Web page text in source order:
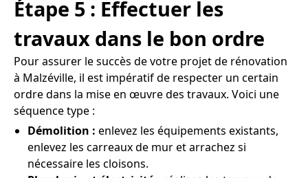
Étape 5 : Effectuer les
travaux dans le bon ordre
Pour assurer le succès de votre projet de rénovation
à Malzéville, il est impératif de respecter un certain
ordre dans la mise en œuvre des travaux. Voici une
séquence type :
Démolition : enlevez les équipements existants,
enlevez les carreaux de mur et arrachez si
nécessaire les cloisons.